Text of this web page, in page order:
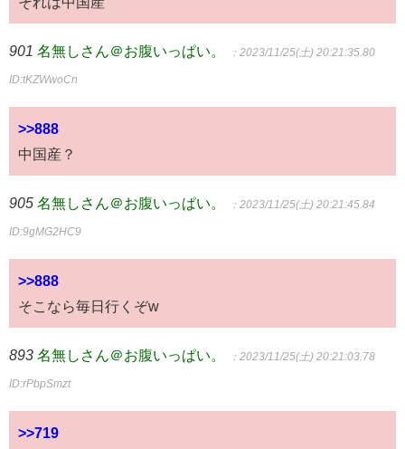
901 名無しさん＠お腹いっぱい。 ：2023/11/25(土) 20:21:35.80
ID:tKZWwoCn
>>888
中国産？
905 名無しさん＠お腹いっぱい。 ：2023/11/25(土) 20:21:45.84
ID:9gMG2HC9
>>888
そこなら毎日行くぞw
893 名無しさん＠お腹いっぱい。 ：2023/11/25(土) 20:21:03.78
ID:rPbpSmzt
>>719